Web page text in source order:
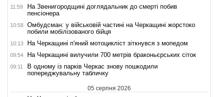
11:59
На Звенигородщині доглядальник до смерті побив
пенсіонера
10:58
Омбудсман: у військовій частині на Черкащині жорстоко
побили мобілізованого бійця
10:13 На Черкащині п'яний мотоцикліст зіткнувся з мопедом
09:54 На Черкащині вилучили 700 метрів браконьєрських сіток
09:11
В одному із парків Черкас знову пошкодили
попереджувальну табличку
05 серпня 2026